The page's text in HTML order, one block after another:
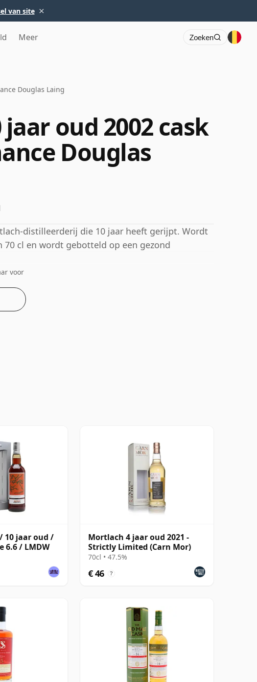
van site ×
Meer Zoeken
Douglas Laing
oud 2002 cask
Douglas
distilleerderij die 10 jaar heeft gerijpt. Wordt
70 cl en wordt gebotteld op een gezond
voor
10 jaar oud /
6.6 / LMDW
Mortlach 4 jaar oud 2021 -
Strictly Limited (Carn Mor)
70cl • 47.5%
€ 46 ?